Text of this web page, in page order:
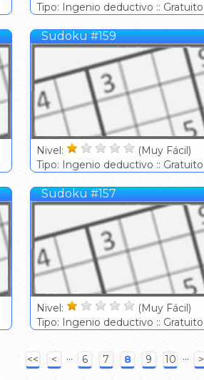
Tipo: Ingenio deductivo :: Gratuito
Sudoku #159
Nivel:
(Muy Fácil)
Tipo: Ingenio deductivo :: Gratuito
Sudoku #157
Nivel:
(Muy Fácil)
Tipo: Ingenio deductivo :: Gratuito
<< < ··· 6 7 8 9 10 ··· >